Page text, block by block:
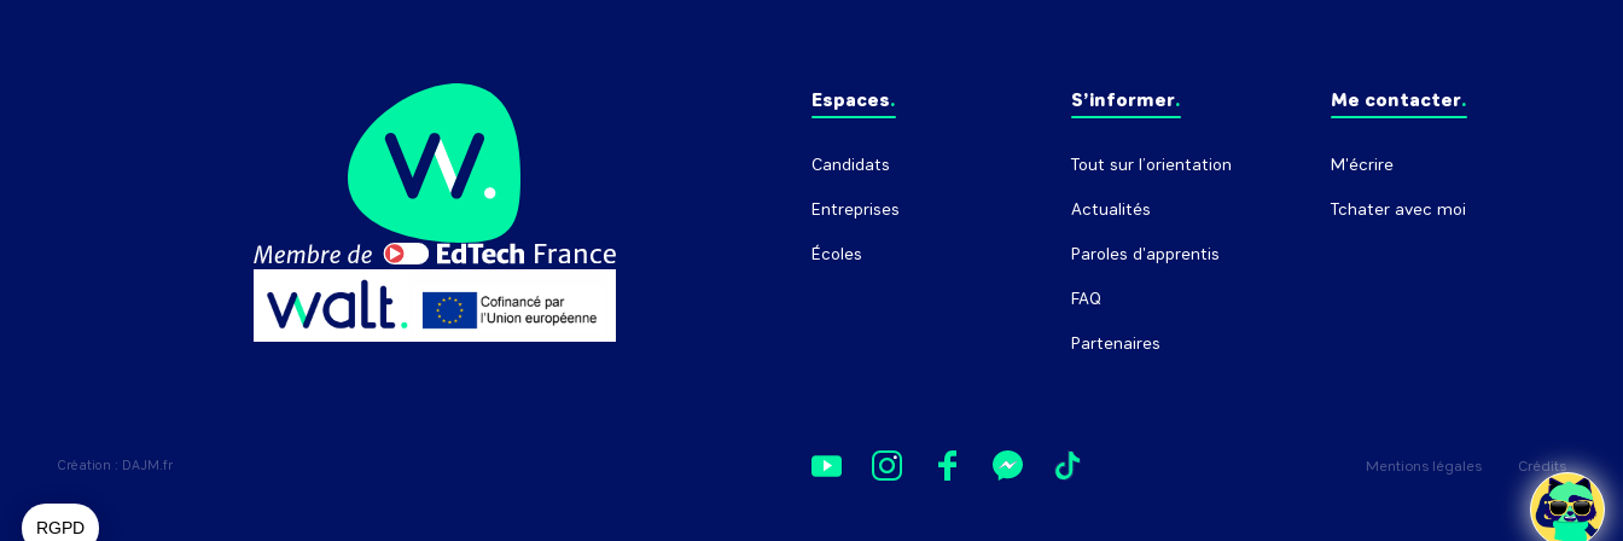
Espaces
Candidats
Entreprises
Écoles
S’informer
Tout sur l’orientation
Actualités
Paroles d'apprentis
FAQ
Partenaires
Me contacter
M'écrire
Tchater avec moi
Création : DAJM.fr Mentions légales Crédits